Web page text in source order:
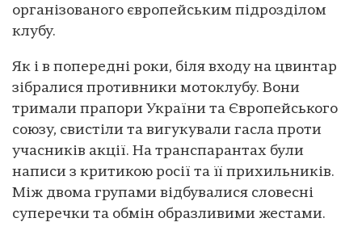
організованого європейським підрозділом
клубу.
Як і в попередні роки, біля входу на цвинтар
зібралися противники мотоклубу. Вони
тримали прапори України та Європейського
союзу, свистіли та вигукували гасла проти
учасників акції. На транспарантах були
написи з критикою росії та її прихильників.
Між двома групами відбувалися словесні
суперечки та обмін образливими жестами.